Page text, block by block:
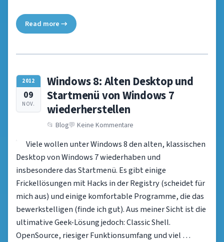
Read more →
2012
09
NOV.
Windows 8: Alten Desktop und
Startmenü von Windows 7
wiederherstellen
Blog Keine Kommentare
Viele wollen unter Windows 8 den alten, klassischen
Desktop von Windows 7 wiederhaben und
insbesondere das Startmenü. Es gibt einige
Frickellösungen mit Hacks in der Registry (scheidet für
mich aus) und einige komfortable Programme, die das
bewerkstelligen (finde ich gut). Aus meiner Sicht ist die
ultimative Geek-Lösung jedoch: Classic Shell.
OpenSource, riesiger Funktionsumfang und viel …